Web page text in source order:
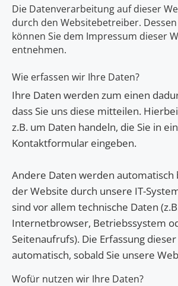
Die Datenverarbeitung auf dieser
durch den Websitebetreiber.
können Sie dem Impressum dieser
entnehmen.
Wie erfassen wir Ihre Daten?
Ihre Daten werden zum einen
dass Sie uns diese mitteilen.
z.B. um Daten handeln, die Sie in ein
Kontaktformular eingeben.
Andere Daten werden automatisch
der Website durch unsere IT-
sind vor allem technische Daten
Internetbrowser, Betriebssystem
Seitenaufrufs). Die Erfassung
automatisch, sobald Sie unsere
Wofür nutzen wir Ihre Daten?